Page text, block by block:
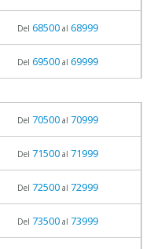
Del 68500al 68999
Del 69500al 69999
Del 70500al 70999
Del 71500al 71999
Del 72500al 72999
Del 73500al 73999